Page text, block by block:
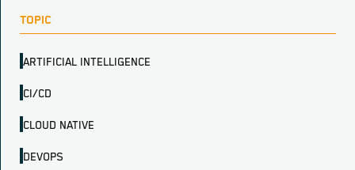
TOPIC
ARTIFICIAL INTELLIGENCE
CI/CD
CLOUD NATIVE
DEVOPS